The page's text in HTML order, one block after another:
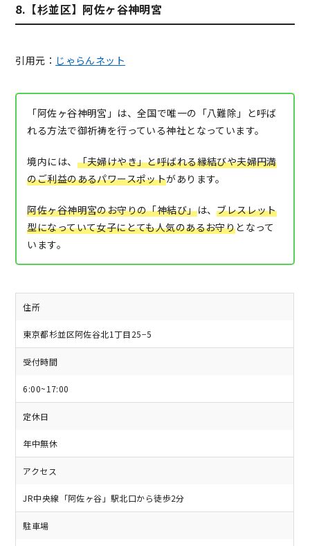
8.【杉並区】阿佐ヶ谷神明宮
引用元： じゃらんネット
「阿佐ヶ谷神明宮」は、全国で唯一の「八難除」と呼ば
れる方法で御祈祷を行っている神社となっています。
境内には、 「夫婦けやき」と呼ばれる縁結びや夫婦円満
のご利益のあるパワースポットがあります。
阿佐ヶ谷神明宮のお守りの「神結び」は、ブレスレット
型になっていて女子にとても人気のあるお守りとなって
います。
住所
東京都杉並区阿佐谷北1丁目25−5
受付時間
6:00~17:00
定休日
年中無休
アクセス
JR中央線「阿佐ヶ谷」駅北口から徒歩2分
駐車場